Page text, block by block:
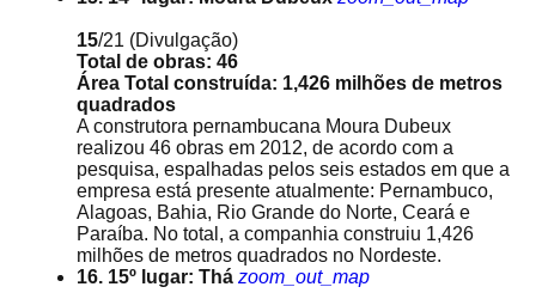
15/21 (Divulgação)
Total de obras: 46
Área Total construída: 1,426 milhões de metros
quadrados
A construtora pernambucana Moura Dubeux
realizou 46 obras em 2012, de acordo com a
pesquisa, espalhadas pelos seis estados em que a
empresa está presente atualmente: Pernambuco,
Alagoas, Bahia, Rio Grande do Norte, Ceará e
Paraíba. No total, a companhia construiu 1,426
milhões de metros quadrados no Nordeste.
16. 15º lugar: Thá zoom_out_map